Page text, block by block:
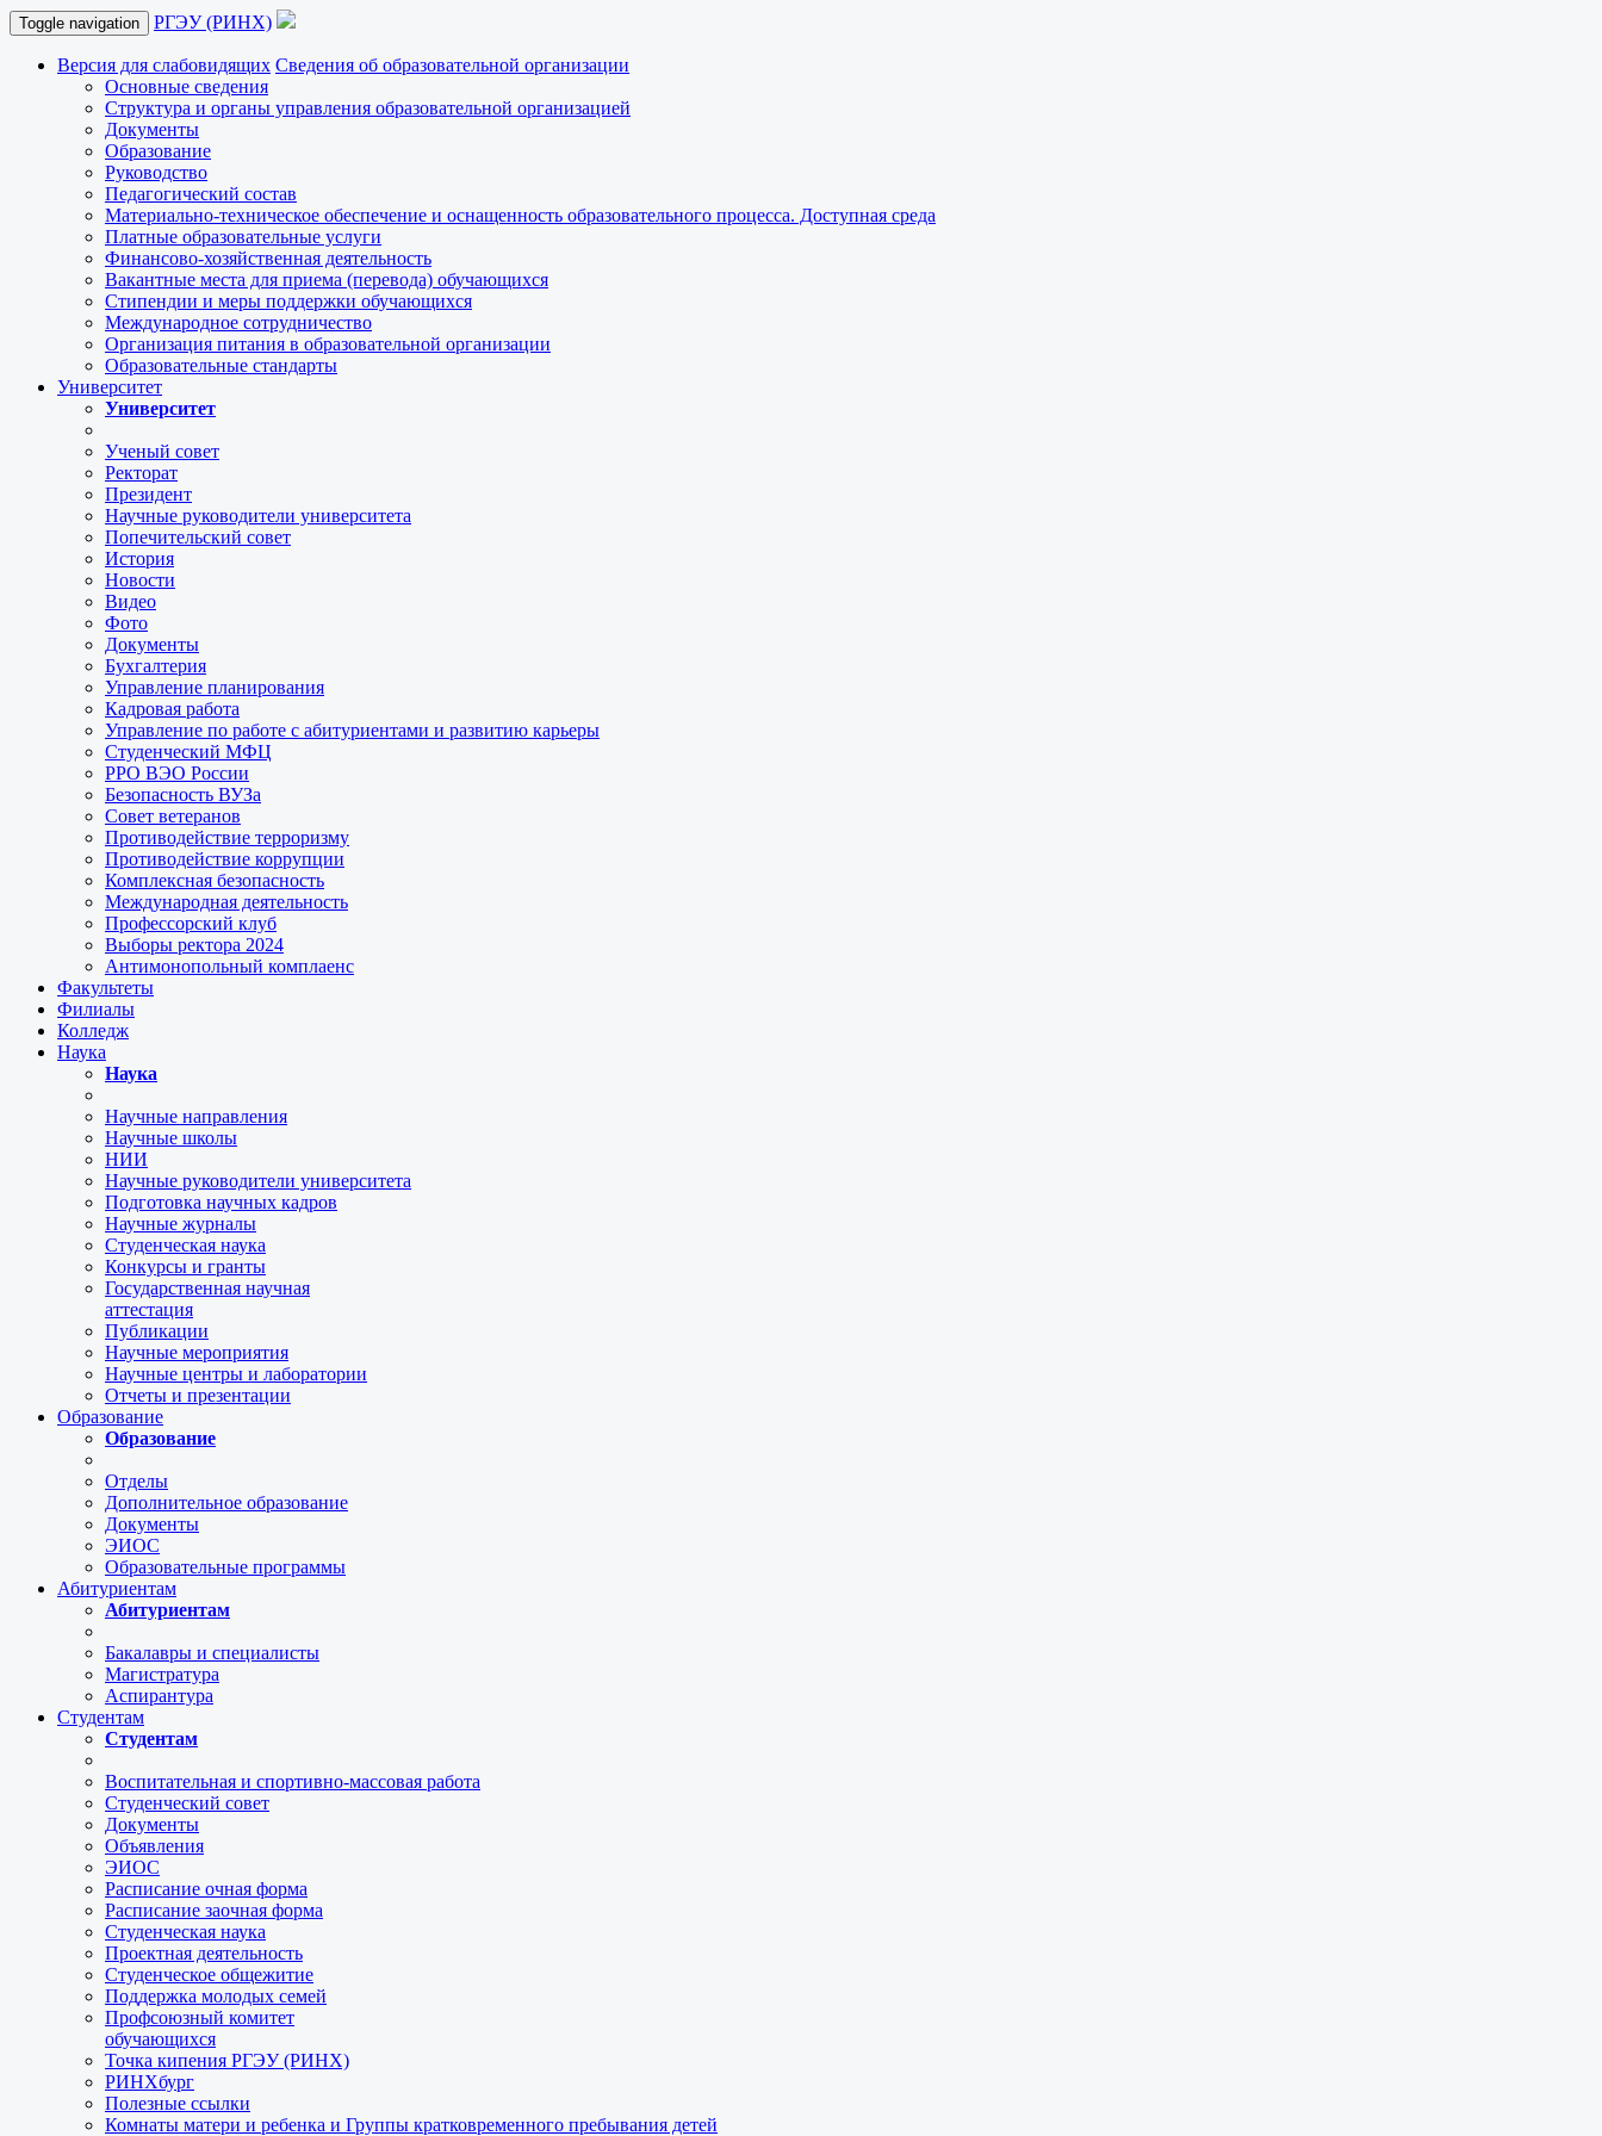
Toggle navigation РГЭУ (РИНХ)
Версия для слабовидящих Сведения об образовательной организации
Основные сведения
Структура и органы управления образовательной организацией
Документы
Образование
Руководство
Педагогический состав
Материально-техническое обеспечение и оснащенность образовательного процесса. Доступная среда
Платные образовательные услуги
Финансово-хозяйственная деятельность
Вакантные места для приема (перевода) обучающихся
Стипендии и меры поддержки обучающихся
Международное сотрудничество
Организация питания в образовательной организации
Образовательные стандарты
Университет
Университет
Ученый совет
Ректорат
Президент
Научные руководители университета
Попечительский совет
История
Новости
Видео
Фото
Документы
Бухгалтерия
Управление планирования
Кадровая работа
Управление по работе с абитуриентами и развитию карьеры
Студенческий МФЦ
РРО ВЭО России
Безопасность ВУЗа
Совет ветеранов
Противодействие терроризму
Противодействие коррупции
Комплексная безопасность
Международная деятельность
Профессорский клуб
Выборы ректора 2024
Антимонопольный комплаенс
Факультеты
Филиалы
Колледж
Наука
Наука
Научные направления
Научные школы
НИИ
Научные руководители университета
Подготовка научных кадров
Научные журналы
Студенческая наука
Конкурсы и гранты
Государственная научная
аттестация
Публикации
Научные мероприятия
Научные центры и лаборатории
Отчеты и презентации
Образование
Образование
Отделы
Дополнительное образование
Документы
ЭИОС
Образовательные программы
Абитуриентам
Абитуриентам
Бакалавры и специалисты
Магистратура
Аспирантура
Студентам
Студентам
Воспитательная и спортивно-массовая работа
Студенческий совет
Документы
Объявления
ЭИОС
Расписание очная форма
Расписание заочная форма
Студенческая наука
Проектная деятельность
Студенческое общежитие
Поддержка молодых семей
Профсоюзный комитет
обучающихся
Точка кипения РГЭУ (РИНХ)
РИНХбург
Полезные ссылки
Комнаты матери и ребенка и Группы кратковременного пребывания детей